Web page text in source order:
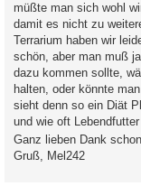
müßte man sich wohl
damit es nicht zu
Terrarium haben wir
schön, aber man muß
dazu kommen sollte,
halten, oder könnte
sieht denn so ein Diät
und wie oft
Ganz lieben Dank
Gruß, Mel242